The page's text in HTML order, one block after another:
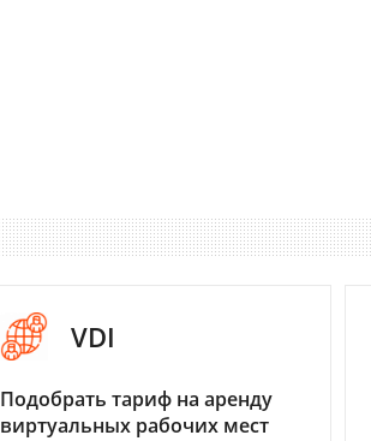
VDI
Подобрать тариф на аренду
виртуальных рабочих мест